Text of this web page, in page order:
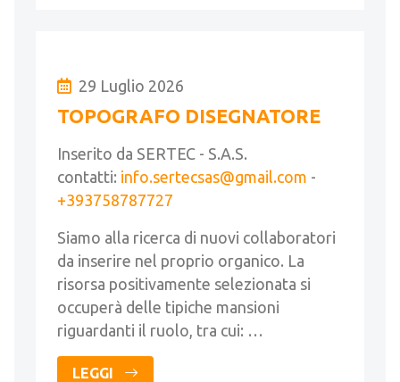
29 Luglio 2026
TOPOGRAFO DISEGNATORE
Inserito da SERTEC - S.A.S.
contatti: info.sertecsas@gmail.com -
+393758787727
Siamo alla ricerca di nuovi collaboratori
da inserire nel proprio organico. La
risorsa positivamente selezionata si
occuperà delle tipiche mansioni
riguardanti il ruolo, tra cui: …
LEGGI